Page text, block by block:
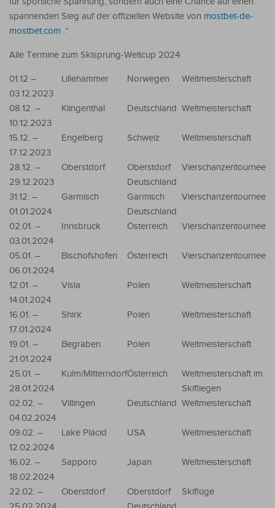
spannenden Sieg auf der offiziellen Website von mostbet-de-
mostbet.com .“
Alle Termine zum Skisprung-Weltcup 2024
01.12 –
03.12.2023
Lillehammer Norwegen Weltmeisterschaft
08.12. –
10.12.2023
Klingenthal Deutschland Weltmeisterschaft
15.12. –
17.12.2023
Engelberg Schweiz Weltmeisterschaft
28.12. –
29.12.2023
Oberstdorf
Oberstdorf
Deutschland
Vierschanzentournee
31.12. –
01.01.2024
Garmisch
Garmisch
Deutschland
Vierschanzentournee
02.01. –
03.01.2024
Innsbruck Österreich Vierschanzentournee
05.01. –
06.01.2024
Bischofshofen Österreich Vierschanzentournee
12.01. –
14.01.2024
Visla Polen Weltmeisterschaft
16.01. –
17.01.2024
Shirk Polen Weltmeisterschaft
19.01. –
21.01.2024
Begraben Polen Weltmeisterschaft
25.01. –
28.01.2024
Kulm/MitterndorfÖsterreich
Weltmeisterschaft im
Skifliegen
02.02. –
04.02.2024
Villingen Deutschland Weltmeisterschaft
09.02. –
12.02.2024
Lake Placid USA Weltmeisterschaft
16.02. –
18.02.2024
Sapporo Japan Weltmeisterschaft
22.02. –
Oberstdorf
Oberstdorf
Skiflüge